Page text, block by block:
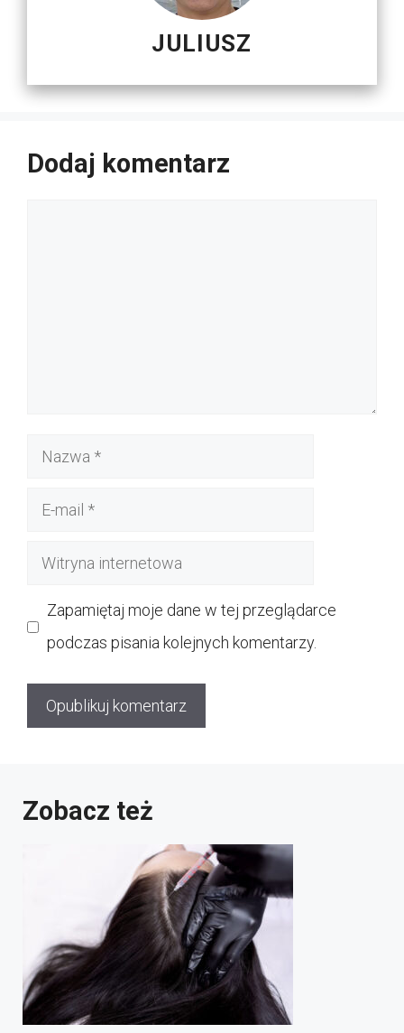
JULIUSZ
Dodaj komentarz
Nazwa
Witryna
Zapamiętaj moje dane w tej przeglądarce
podczas pisania kolejnych komentarzy.
Zobacz też